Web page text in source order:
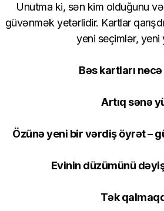
Unutma ki, sən kim olduğunu
güvənmək yetərlidir. Kartlar
yeni seçimlər, yeni
Bəs kartları
Artıq sənə
Özünə yeni bir vərdiş öyrət –
Evinin düzümünü
Tək